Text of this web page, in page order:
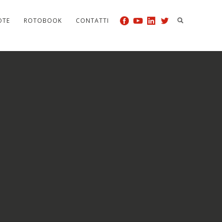
ROTOBOOK CONTATTI